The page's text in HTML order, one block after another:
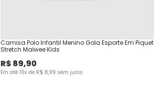
Camisa Polo Infantil Menino Gola Esporte Em Piquet
Stretch Malwee Kids
R$89,90
Em até 10x de R$ 8,99 sem juros